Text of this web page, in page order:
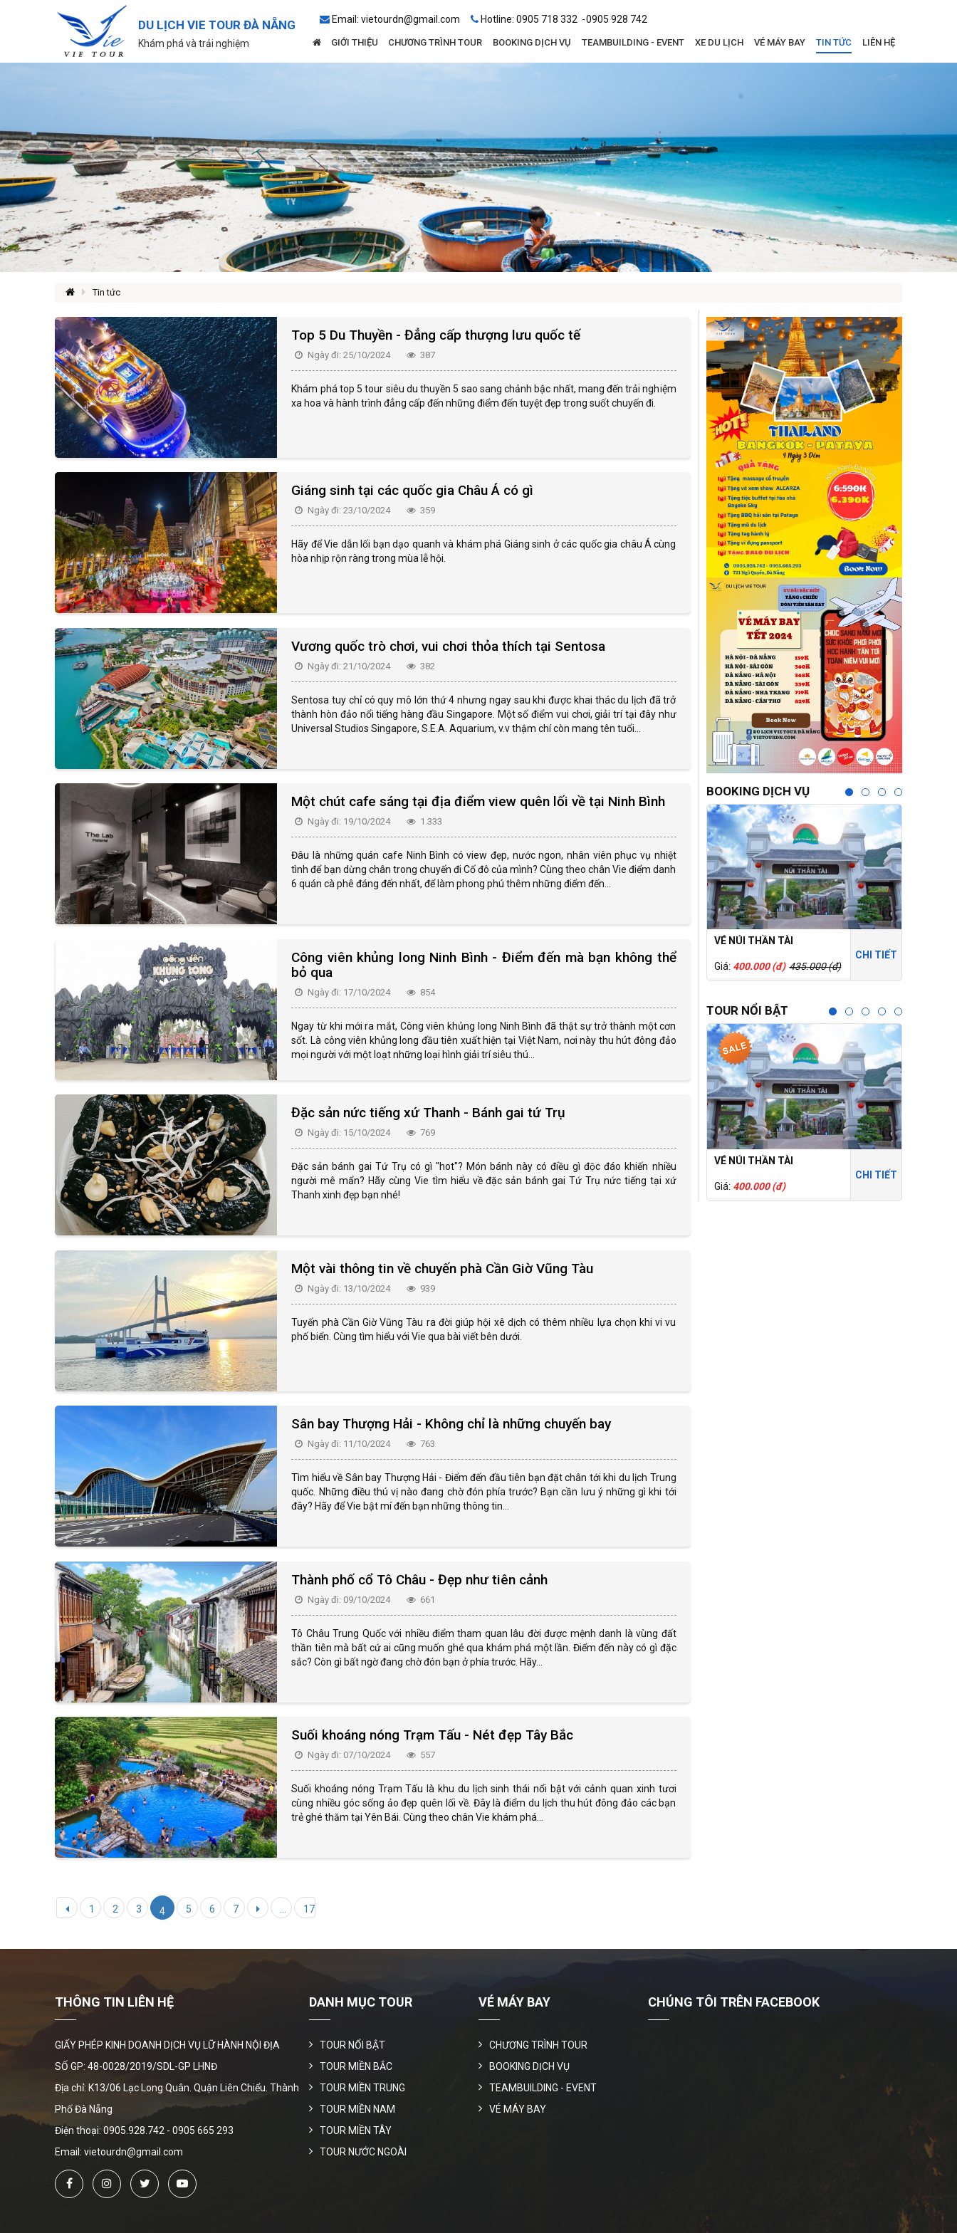
DU LỊCH VIE TOUR ĐÀ NẴNG
Khám phá và trải nghiệm
Email: vietourdn@gmail.com Hotline: 0905 718 332 0905 928 742
GIỚI THIỆU CHƯƠNG TRÌNH TOUR BOOKING DỊCH VỤ TEAMBUILDING - EVENT XE DU LỊCH VÉ MÁY BAY TIN TỨC LIÊN HỆ
Tin tức
Top 5 Du Thuyền - Đẳng cấp thượng lưu quốc tế
Ngày đi: 25/10/2024 387
Khám phá top 5 tour siêu du thuyền 5 sao sang chảnh bậc nhất, mang đến trải nghiệm
xa hoa và hành trình đẳng cấp đến những điểm đến tuyệt đẹp trong suốt chuyến đi.
Giáng sinh tại các quốc gia Châu Á có gì
Ngày đi: 23/10/2024 359
Hãy để Vie dẫn lối bạn dạo quanh và khám phá Giáng sinh ở các quốc gia châu Á cùng
hòa nhịp rộn ràng trong mùa lễ hội.
Vương quốc trò chơi, vui chơi thỏa thích tại Sentosa
Ngày đi: 21/10/2024 382
Sentosa tuy chỉ có quy mô lớn thứ 4 nhưng ngay sau khi được khai thác du lịch đã trở
thành hòn đảo nổi tiếng hàng đầu Singapore. Một số điểm vui chơi, giải trí tại đây như
Universal Studios Singapore, S.E.A. Aquarium, v.v thậm chí còn mang tên tuổi...
Một chút cafe sáng tại địa điểm view quên lối về tại Ninh Bình
Ngày đi: 19/10/2024 1.333
Đâu là những quán cafe Ninh Bình có view đẹp, nước ngon, nhân viên phục vụ nhiệt
tình để bạn dừng chân trong chuyến đi Cố đô của mình? Cùng theo chân Vie điểm danh
6 quán cà phê đáng đến nhất, để làm phong phú thêm những điểm đến...
Công viên khủng long Ninh Bình - Điểm đến mà bạn không thể
bỏ qua
Ngày đi: 17/10/2024 854
Ngay từ khi mới ra mắt, Công viên khủng long Ninh Bình đã thật sự trở thành một cơn
sốt. Là công viên khủng long đầu tiên xuất hiện tại Việt Nam, nơi này thu hút đông đảo
mọi người với một loạt những loại hình giải trí siêu thú...
Đặc sản nức tiếng xứ Thanh - Bánh gai tứ Trụ
Ngày đi: 15/10/2024 769
Đặc sản bánh gai Tứ Trụ có gì "hot"? Món bánh này có điều gì độc đáo khiến nhiều
người mê mẩn? Hãy cùng Vie tìm hiểu về đặc sản bánh gai Tứ Trụ nức tiếng tại xứ
Thanh xinh đẹp bạn nhé!
Một vài thông tin về chuyến phà Cần Giờ Vũng Tàu
Ngày đi: 13/10/2024 939
Tuyến phà Cần Giờ Vũng Tàu ra đời giúp hội xê dịch có thêm nhiều lựa chọn khi vi vu
phố biển. Cùng tìm hiểu với Vie qua bài viết bên dưới.
Sân bay Thượng Hải - Không chỉ là những chuyến bay
Ngày đi: 11/10/2024 763
Tìm hiểu về Sân bay Thượng Hải - Điểm đến đầu tiên bạn đặt chân tới khi du lịch Trung
quốc. Những điều thú vị nào đang chờ đón phía trước? Bạn cần lưu ý những gì khi tới
đây? Hãy để Vie bật mí đến bạn những thông tin...
Thành phố cổ Tô Châu - Đẹp như tiên cảnh
Ngày đi: 09/10/2024 661
Tô Châu Trung Quốc với nhiều điểm tham quan lâu đời được mệnh danh là vùng đất
thần tiên mà bất cứ ai cũng muốn ghé qua khám phá một lần. Điểm đến này có gì đặc
sắc? Còn gì bất ngờ đang chờ đón bạn ở phía trước. Hãy...
Suối khoáng nóng Trạm Tấu - Nét đẹp Tây Bắc
Ngày đi: 07/10/2024 557
Suối khoáng nóng Trạm Tấu là khu du lịch sinh thái nổi bật với cảnh quan xinh tươi
cùng nhiều góc sống ảo đẹp quên lối về. Đây là điểm du lịch thu hút đông đảo các bạn
trẻ ghé thăm tại Yên Bái. Cùng theo chân Vie khám phá...
1 2 3 4 5 6 7 17
BOOKING DỊCH VỤ
VÉ NÚI THẦN TÀI
Giá: 400.000 (đ) 435.000 (đ)
CHI TIẾT
TOUR NỔI BẬT
VÉ NÚI THẦN TÀI
Giá: 400.000 (đ)
CHI TIẾT
THÔNG TIN LIÊN HỆ
GIẤY PHÉP KINH DOANH DỊCH VỤ LỮ HÀNH NỘI ĐỊA
SỐ GP: 48-0028/2019/SDL-GP LHNĐ
Địa chỉ: K13/06 Lạc Long Quân. Quận Liên Chiểu. Thành
Phố Đà Nẵng
Điện thoại: 0905.928.742 - 0905 665 293
Email: vietourdn@gmail.com
DANH MỤC TOUR
TOUR NỔI BẬT
TOUR MIỀN BẮC
TOUR MIỀN TRUNG
TOUR MIỀN NAM
TOUR MIỀN TÂY
TOUR NƯỚC NGOÀI
VÉ MÁY BAY
CHƯƠNG TRÌNH TOUR
BOOKING DỊCH VỤ
TEAMBUILDING - EVENT
VÉ MÁY BAY
CHÚNG TÔI TRÊN FACEBOOK